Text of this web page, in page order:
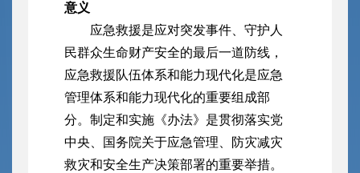
意义
应急救援是应对突发事件、守护人
民群众生命财产安全的最后一道防线，
应急救援队伍体系和能力现代化是应急
管理体系和能力现代化的重要组成部
分。制定和实施《办法》是贯彻落实党
中央、国务院关于应急管理、防灾减灾
救灾和安全生产决策部署的重要举措。